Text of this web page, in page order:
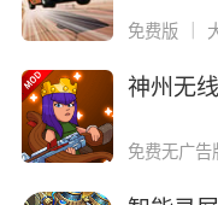
免费版
神州无
免费无广告